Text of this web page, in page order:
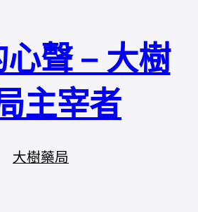
聲 – 大樹
主宰者
大樹藥局